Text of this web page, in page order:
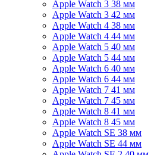
Apple Watch 3 38 мм
Apple Watch 3 42 мм
Apple Watch 4 38 мм
Apple Watch 4 44 мм
Apple Watch 5 40 мм
Apple Watch 5 44 мм
Apple Watch 6 40 мм
Apple Watch 6 44 мм
Apple Watch 7 41 мм
Apple Watch 7 45 мм
Apple Watch 8 41 мм
Apple Watch 8 45 мм
Apple Watch SE 38 мм
Apple Watch SE 44 мм